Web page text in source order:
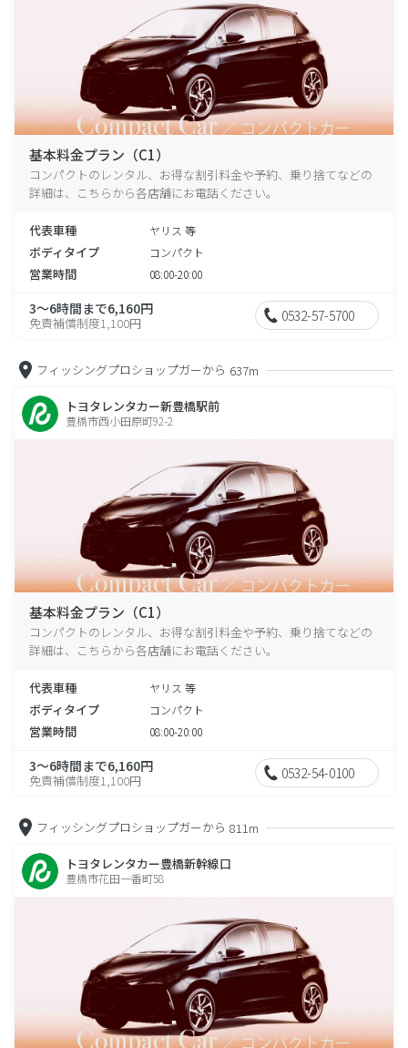
基本料金プラン（C1）
コンパクトのレンタル、お得な割引料金や予約、乗り捨てなどの
詳細は、こちらから各店舗にお電話ください。
代表車種 ヤリス 等
ボディタイプ コンパクト
営業時間 08:00-20:00
3～6時間まで6,160円
免責補償制度1,100円 0532-57-5700
フィッシングプロショップガーから 637m
トヨタレンタカー新豊橋駅前
豊橋市西小田原町92-2
基本料金プラン（C1）
コンパクトのレンタル、お得な割引料金や予約、乗り捨てなどの
詳細は、こちらから各店舗にお電話ください。
代表車種 ヤリス 等
ボディタイプ コンパクト
営業時間 08:00-20:00
3～6時間まで6,160円
免責補償制度1,100円 0532-54-0100
フィッシングプロショップガーから 811m
トヨタレンタカー豊橋新幹線口
豊橋市花田一番町58